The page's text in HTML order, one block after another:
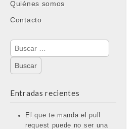
Quiénes somos
Contacto
Buscar:
Entradas recientes
El que te manda el pull
request puede no ser una